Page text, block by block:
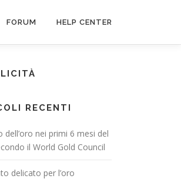
FORUM HELP CENTER
RECENTI
dell’oro nei primi 6 mesi del
il World Gold Council
delicato per l’oro